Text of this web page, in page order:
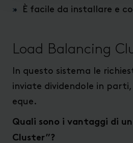
È facile da installare e
Load Balancing
In questo sistema le
inviate dividendole in parti,
eque.
Quali sono i vantaggi di
Cluster”?